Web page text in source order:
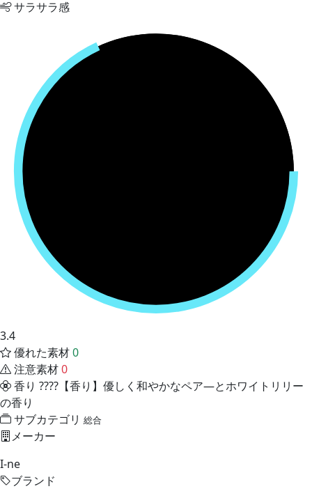
サラサラ感
3.4
優れた素材0
注意素材0
香り ????【香り】優しく和やかなペア―とホワイトリリー
の香り
サブカテゴリ 総合
メーカー
I-ne
ブランド